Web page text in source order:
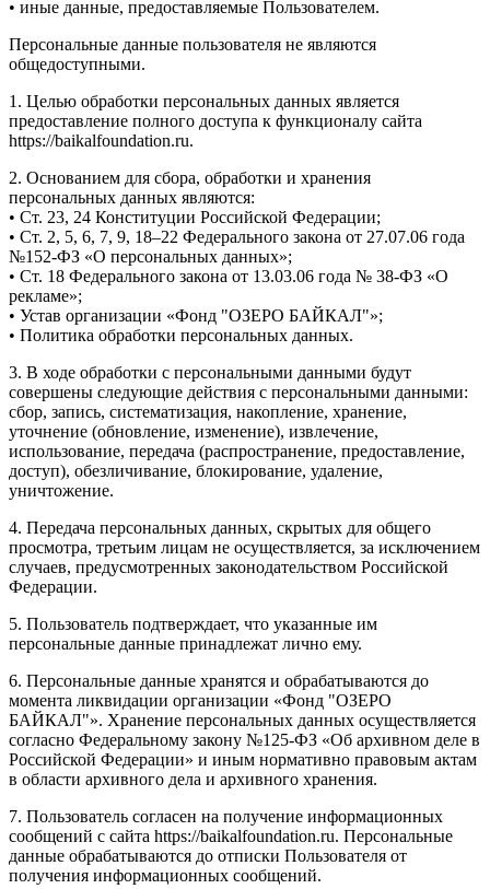
• иные данные, предоставляемые Пользователем.
Персональные данные пользователя не являются
общедоступными.
1. Целью обработки персональных данных является
предоставление полного доступа к функционалу сайта
https://baikalfoundation.ru.
2. Основанием для сбора, обработки и хранения
персональных данных являются:
• Ст. 23, 24 Конституции Российской Федерации;
• Ст. 2, 5, 6, 7, 9, 18–22 Федерального закона от 27.07.06 года
№152-ФЗ «О персональных данных»;
• Ст. 18 Федерального закона от 13.03.06 года № 38-ФЗ «О
рекламе»;
• Устав организации «Фонд "ОЗЕРО БАЙКАЛ"»;
• Политика обработки персональных данных.
3. В ходе обработки с персональными данными будут
совершены следующие действия с персональными данными:
сбор, запись, систематизация, накопление, хранение,
уточнение (обновление, изменение), извлечение,
использование, передача (распространение, предоставление,
доступ), обезличивание, блокирование, удаление,
уничтожение.
4. Передача персональных данных, скрытых для общего
просмотра, третьим лицам не осуществляется, за исключением
случаев, предусмотренных законодательством Российской
Федерации.
5. Пользователь подтверждает, что указанные им
персональные данные принадлежат лично ему.
6. Персональные данные хранятся и обрабатываются до
момента ликвидации организации «Фонд "ОЗЕРО
БАЙКАЛ"». Хранение персональных данных осуществляется
согласно Федеральному закону №125-ФЗ «Об архивном деле в
Российской Федерации» и иным нормативно правовым актам
в области архивного дела и архивного хранения.
7. Пользователь согласен на получение информационных
сообщений с сайта https://baikalfoundation.ru. Персональные
данные обрабатываются до отписки Пользователя от
получения информационных сообщений.